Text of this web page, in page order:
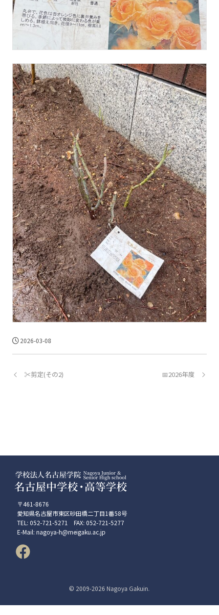
2026-03-08
✂️剪定(その2) 📅2026年度
〒461-8676
愛知県名古屋市東区砂田橋二丁目1番58号
TEL: 052-721-5271 FAX: 052-721-5277
E-Mail: nagoya-h@meigaku.ac.jp
© 2009-2026 Nagoya Gakuin.